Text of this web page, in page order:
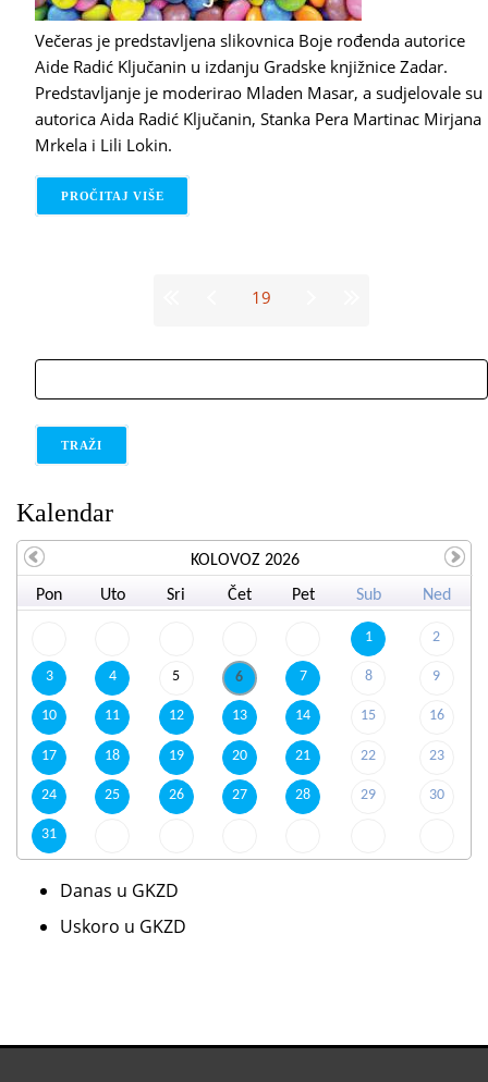
Večeras je predstavljena slikovnica Boje rođenda autorice
Aide Radić Ključanin u izdanju Gradske knjižnice Zadar.
Predstavljanje je moderirao Mladen Masar, a sudjelovale su
autorica Aida Radić Ključanin, Stanka Pera Martinac Mirjana
Mrkela i Lili Lokin.
PROČITAJ VIŠE
19
Kalendar
KOLOVOZ 2026
Pon
Uto Sri Čet Pet Sub Ned
1 2
3 4 5 6 7 8 9
10 11 12 13 14 15 16
17 18 19 20 21 22 23
24 25 26 27 28 29 30
31
Danas u GKZD
Uskoro u GKZD